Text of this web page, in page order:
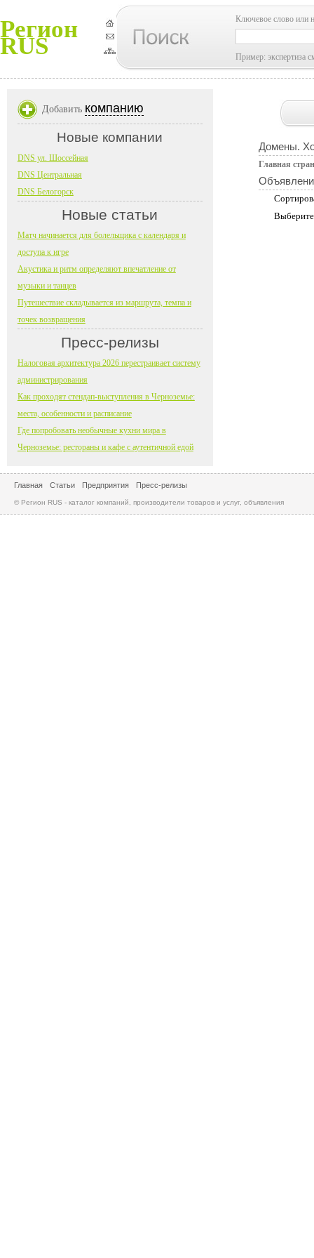
Регион
RUS
Ключевое слово или
Пример: экспертиза
Домены.
Главная
Добавить компанию
Новые компании
DNS ул. Шоссейная
DNS Центральная
DNS Белогорск
Новые статьи
Матч начинается для болельщика с календаря и
доступа к игре
Акустика и ритм определяют впечатление от
музыки и танцев
Путешествие складывается из маршрута, темпа и
точек возвращения
Пресс-релизы
Налоговая архитектура 2026 перестраивает систему
администрирования
Как проходят стендап-выступления в Черноземье:
места, особенности и расписание
Где попробовать необычные кухни мира в
Черноземье: рестораны и кафе с аутентичной едой
Главная Статьи Предприятия Пресс-релизы
© Регион RUS - каталог компаний, производители товаров и услуг, объявления